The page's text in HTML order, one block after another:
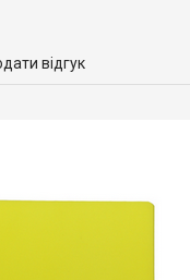
відгук